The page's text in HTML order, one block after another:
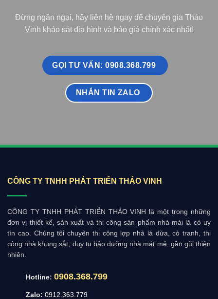
Đừng ngần ngại, hãy liên hệ ngay để chuyên gia Thảo
Vinh khảo sát địa hình và báo giá chính xác nhất!
GỌI TƯ VẤN: 0908.368.799
NHẮN TIN ZALO
CÔNG TY TNHH PHÁT TRIỂN THẢO VINH
CÔNG TY TNHH PHÁT TRIỂN THẢO VINH là một trong những
đơn vị thiết kế, sản xuất và thi công sản phẩm nhà mái lá có uy
tín cao. Chúng tôi chuyên thi công lợp nhà lá dừa, cỏ tranh, thi
công nhà khung sắt, duy tu bảo dưỡng nhà mát mẻ, gần gũi thiên
nhiên.
Hotline: 0908.368.799
Zalo: 0912.363.779